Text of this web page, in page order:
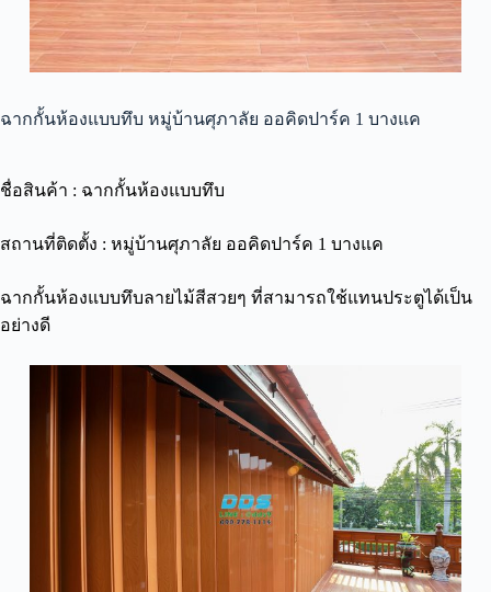
ฉากกั้นห้องแบบทึบ หมู่บ้านศุภาลัย ออคิดปาร์ค 1 บางแค
ชื่อสินค้า : ฉากกั้นห้องแบบทึบ
สถานที่ติดตั้ง : หมู่บ้านศุภาลัย ออคิดปาร์ค 1 บางแค
ฉากกั้นห้องแบบทึบลายไม้สีสวยๆ ที่สามารถใช้แทนประตูได้เป็น
อย่างดี